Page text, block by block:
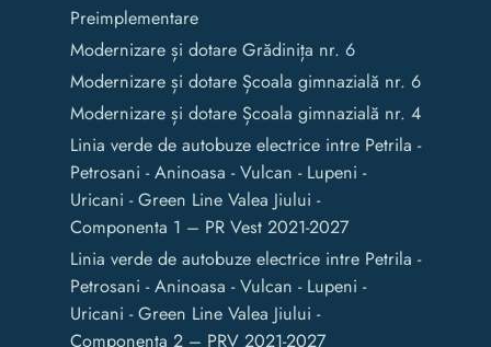
Preimplementare
Modernizare și dotare Grădinița nr. 6
Modernizare și dotare Școala gimnazială nr. 6
Modernizare și dotare Școala gimnazială nr. 4
Linia verde de autobuze electrice intre Petrila -
Petrosani - Aninoasa - Vulcan - Lupeni -
Uricani - Green Line Valea Jiului -
Componenta 1 – PR Vest 2021-2027
Linia verde de autobuze electrice intre Petrila -
Petrosani - Aninoasa - Vulcan - Lupeni -
Uricani - Green Line Valea Jiului -
Componenta 2 – PRV 2021-2027